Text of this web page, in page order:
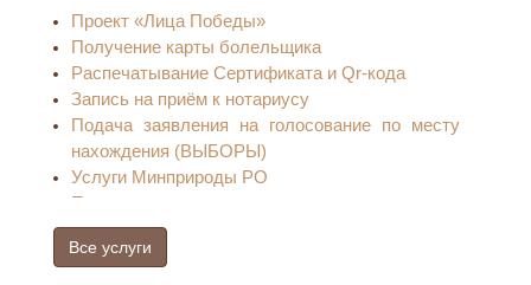
жилищно-коммунальных услуг»
государственной программы Российской
Федерации «Обеспечение доступным и
комфортным жильем и коммунальными
услугами граждан Российской Федерации»
Прием документов и оформление заявки
юридического лица (индивидуального
предпринимателя), физического лица на
электроснабжения энергопринимающих
устройств с максимальной мощностью до 150
Проект «Лица Победы»
Получение карты болельщика
Распечатывание Сертификата и Qr-кода
Запись на приём к нотариусу
Подача заявления на голосование по месту
нахождения (ВЫБОРЫ)
Услуги Минприроды РО
Предварительная запись в ведомства,
организации в поликлинику и т.д.
ГАС «Правосудие»
Все услуги